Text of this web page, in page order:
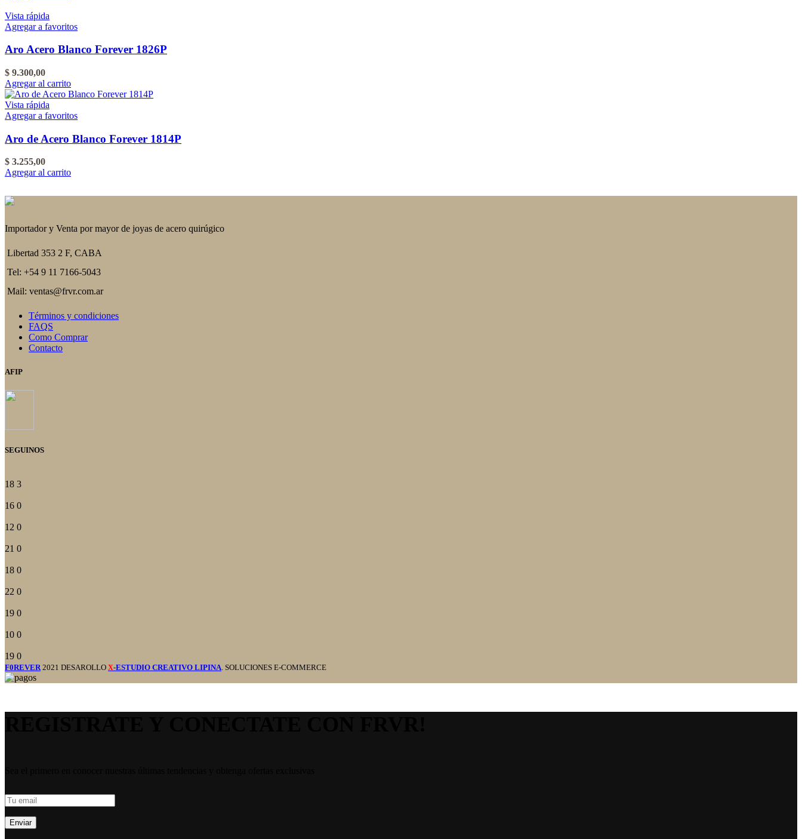
Vista rápida
Agregar a favoritos
Aro Acero Blanco Forever 1826P
$ 9.300,00
Agregar al carrito
Vista rápida
Agregar a favoritos
Aro de Acero Blanco Forever 1814P
$ 3.255,00
Agregar al carrito
Importador y Venta por mayor de joyas de acero quirúgico
Libertad 353 2 F, CABA
Tel: +54 9 11 7166-5043
Mail: ventas@frvr.com.ar
Términos y condiciones
FAQS
Como Comprar
Contacto
AFIP
SEGUINOS
18 3
16 0
12 0
21 0
18 0
22 0
19 0
10 0
19 0
F0REVER 2021 DESAROLLO X-ESTUDIO CREATIVO LIPINA. SOLUCIONES E-COMMERCE